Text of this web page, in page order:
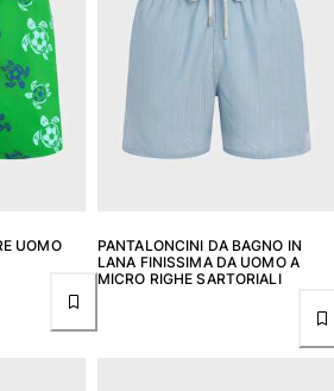
UOMO
PANTALONCINI DA BAGNO IN
LANA FINISSIMA DA UOMO A
MICRO RIGHE SARTORIALI